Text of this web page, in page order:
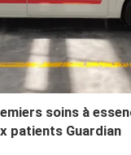
soins à
patients Guardian